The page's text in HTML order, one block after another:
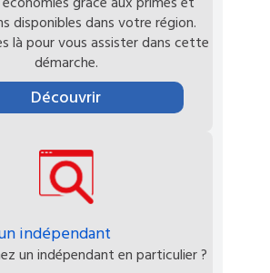
disponibles dans votre région.
là pour vous assister dans cette
démarche.
Découvrir
indépendant
un indépendant en particulier ?